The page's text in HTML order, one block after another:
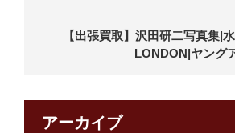
【出張買取】沢田研二写真集|
LONDON|ヤング
アーカイブ